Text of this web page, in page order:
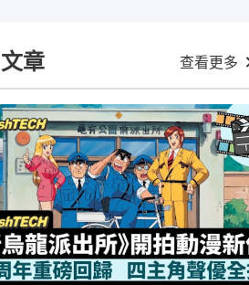
章 查看更多